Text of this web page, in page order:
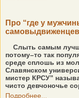
Про “где у
Слыть самым
потому–то так
среде сплошь из
Славянском
мистер КРСУ”
чисто девчоночье
Подробнее...